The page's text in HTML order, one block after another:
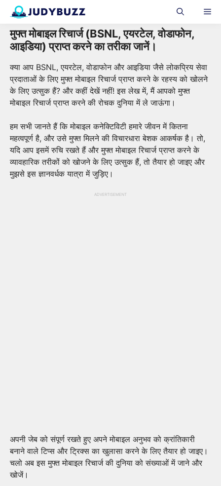
Skip
content
मुफ्त मोबाइल रिचार्ज (BSNL, एयरटेल, वोडाफोन,
आइडिया) प्राप्त करने का तरीका जानें।
क्या आप BSNL, एयरटेल, वोडाफोन और आइडिया जैसे लोकप्रिय सेवा
प्रदाताओं के लिए मुफ्त मोबाइल रिचार्ज प्राप्त करने के रहस्य को खोलने
के लिए उत्सुक हैं? और कहीं देखें नहीं! इस लेख में, मैं आपको मुफ्त
मोबाइल रिचार्ज प्राप्त करने की रोचक दुनिया में ले जाऊंगा।
हम सभी जानते हैं कि मोबाइल कनेक्टिविटी हमारे जीवन में कितना
महत्वपूर्ण है, और उसे मुफ्त मिलने की विचारधारा बेशक आकर्षक है। तो,
यदि आप इसमें रुचि रखते हैं और मुफ्त मोबाइल रिचार्ज प्राप्त करने के
व्यावहारिक तरीकों को खोजने के लिए उत्सुक हैं, तो तैयार हो जाइए और
मुझसे इस ज्ञानवर्धक यात्रा में जुड़िए।
ADVERTISEMENT
अपनी जेब को संपूर्ण रखते हुए अपने मोबाइल अनुभव को क्रांतिकारी
बनाने वाले टिप्स और ट्रिक्स का खुलासा करने के लिए तैयार हो जाइए।
चलो अब इस मुफ्त मोबाइल रिचार्ज की दुनिया को संख्याओं में जाने और
खोजें।